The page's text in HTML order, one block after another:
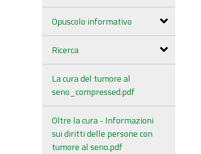
Opuscolo informativo
Ricerca
La cura del tumore al
seno_compressed.pdf
Oltre la cura - Informazioni
sui diritti delle persone con
tumore al seno.pdf